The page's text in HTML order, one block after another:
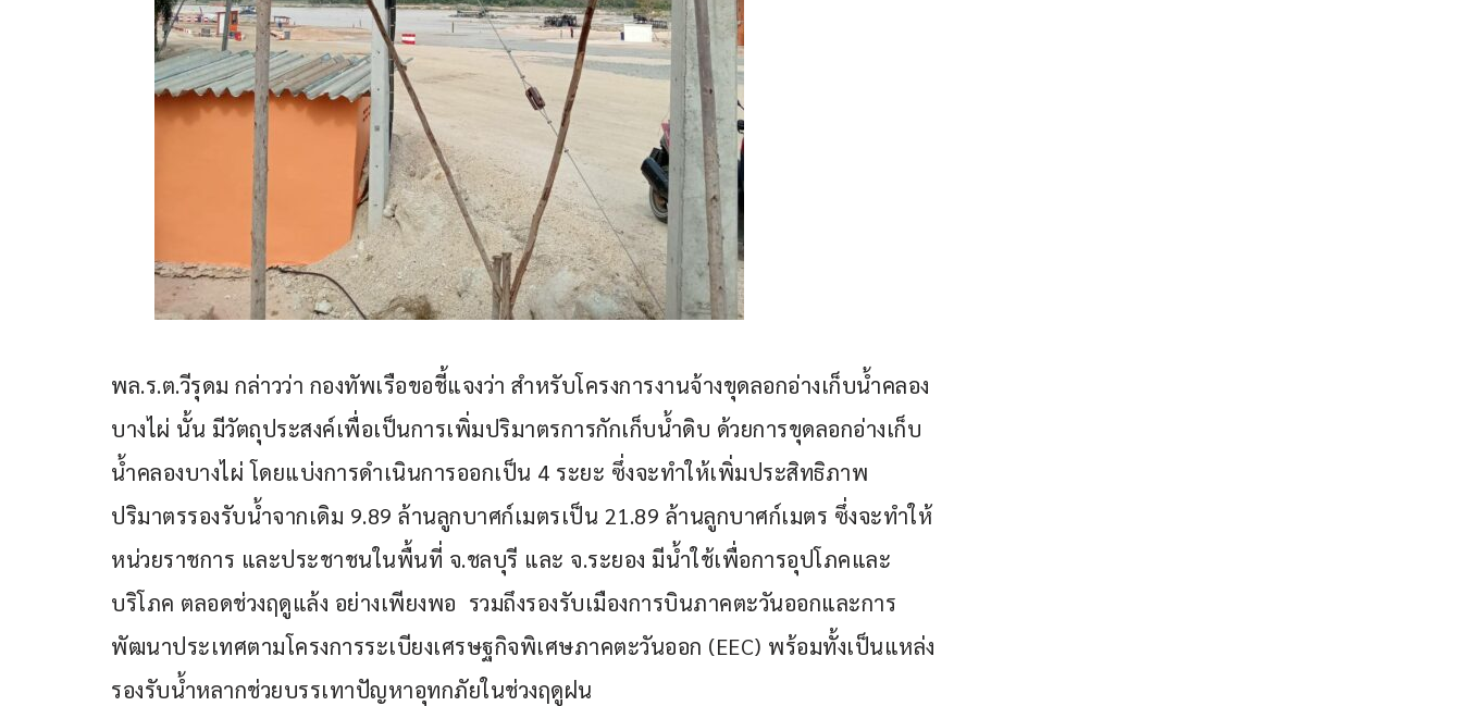
พล.ร.ต.วีรุดม กล่าวว่า กองทัพเรือขอชี้แจงว่า สำหรับโครงการงานจ้างขุดลอกอ่างเก็บน้ำคลอง
บางไผ่ นั้น มีวัตถุประสงค์เพื่อเป็นการเพิ่มปริมาตรการกักเก็บน้ำดิบ ด้วยการขุดลอกอ่างเก็บ
น้ำคลองบางไผ่ โดยแบ่งการดำเนินการออกเป็น 4 ระยะ ซึ่งจะทำให้เพิ่มประสิทธิภาพ
ปริมาตรรองรับน้ำจากเดิม 9.89 ล้านลูกบาศก์เมตรเป็น 21.89 ล้านลูกบาศก์เมตร ซึ่งจะทำให้
หน่วยราชการ และประชาชนในพื้นที่ จ.ชลบุรี และ จ.ระยอง มีน้ำใช้เพื่อการอุปโภคและ
บริโภค ตลอดช่วงฤดูแล้ง อย่างเพียงพอ  รวมถึงรองรับเมืองการบินภาคตะวันออกและการ
พัฒนาประเทศตามโครงการระเบียงเศรษฐกิจพิเศษภาคตะวันออก (EEC) พร้อมทั้งเป็นแหล่ง
รองรับน้ำหลากช่วยบรรเทาปัญหาอุทกภัยในช่วงฤดูฝน